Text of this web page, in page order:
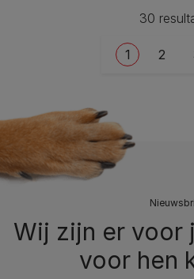
30
Current
1 2
Wij zijn er voor
voor hen